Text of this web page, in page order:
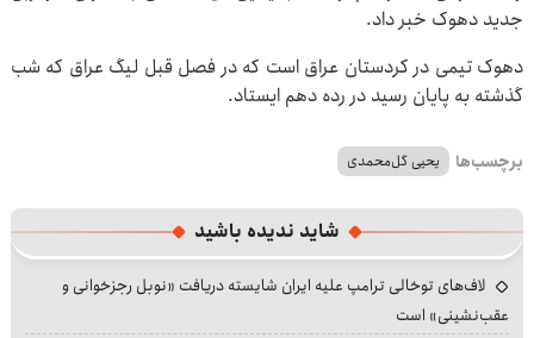
جدید دهوک خبر داد.
دهوک تیمی در کردستان عراق است که در فصل قبل لیگ عراق که شب
گذشته به پایان رسید در رده دهم ایستاد.
برچسب‌ها یحیی گل‌محمدی
شاید ندیده باشید
لاف‌های توخالی ترامپ علیه ایران شایسته دریافت «نوبل رجزخوانی و
عقب‌نشینی» است